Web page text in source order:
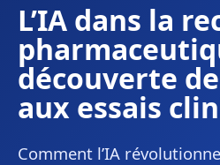
L’IA dans la
découverte
aux essais
Comment l’IA